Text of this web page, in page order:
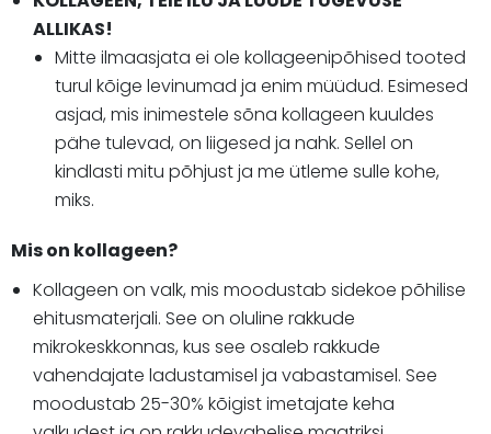
ALLIKAS!
Mitte ilmaasjata ei ole kollageenipõhised tooted
turul kõige levinumad ja enim müüdud. Esimesed
asjad, mis inimestele sõna kollageen kuuldes
pähe tulevad, on liigesed ja nahk. Sellel on
kindlasti mitu põhjust ja me ütleme sulle kohe,
miks.
Mis on kollageen?
Kollageen on valk, mis moodustab sidekoe põhilise
ehitusmaterjali. See on oluline rakkude
mikrokeskkonnas, kus see osaleb rakkude
vahendajate ladustamisel ja vabastamisel. See
moodustab 25-30% kõigist imetajate keha